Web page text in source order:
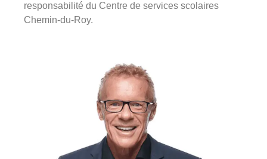
responsabilité du Centre de services scolaires
Chemin-du-Roy.